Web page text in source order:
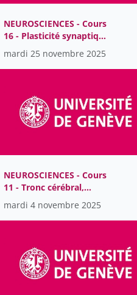
NEUROSCIENCES - Cours
16 - Plasticité synaptique
et mémoire
mardi 25 novembre 2025
NEUROSCIENCES - Cours
11 - Tronc cérébral,
vigilance et sommeil
mardi 4 novembre 2025